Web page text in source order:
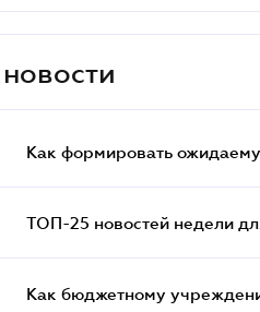
Как формировать
ТОП-25 новостей недели
Как бюджетному